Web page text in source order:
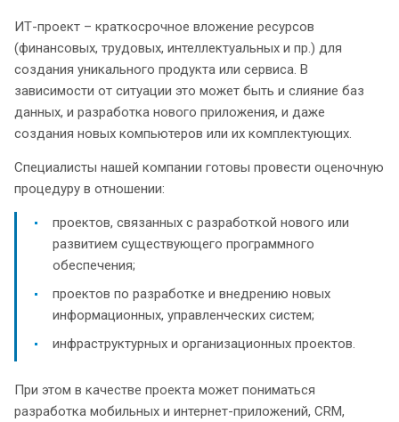
ИТ-проект – краткосрочное вложение ресурсов
(финансовых, трудовых, интеллектуальных и пр.) для
создания уникального продукта или сервиса. В
зависимости от ситуации это может быть и слияние баз
данных, и разработка нового приложения, и даже
создания новых компьютеров или их комплектующих.
Специалисты нашей компании готовы провести оценочную
процедуру в отношении:
проектов, связанных с разработкой нового или
развитием существующего программного
обеспечения;
проектов по разработке и внедрению новых
информационных, управленческих систем;
инфраструктурных и организационных проектов.
При этом в качестве проекта может пониматься
разработка мобильных и интернет-приложений, CRM,